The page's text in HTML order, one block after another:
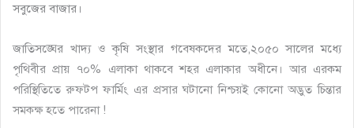
সবুজের বাজার।
জাতিসঙ্ঘের খাদ্য ও কৃষি সংস্থার গবেষকদের মতে,২০৫০ সালের মধ্যে
পৃথিবীর প্রায় ৭০% এলাকা থাকবে শহর এলাকার অধীনে। আর এরকম
পরিস্থিতিতে রুফটপ ফার্মিং এর প্রসার ঘটানো নিশ্চয়ই কোনো অদ্ভুত চিন্তার
সমকক্ষ হতে পারেনা !